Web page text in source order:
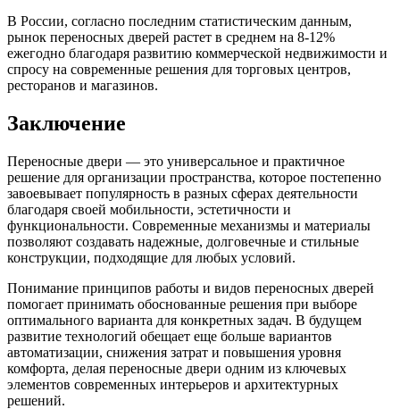
В России, согласно последним статистическим данным,
рынок переносных дверей растет в среднем на 8-12%
ежегодно благодаря развитию коммерческой недвижимости и
спросу на современные решения для торговых центров,
ресторанов и магазинов.
Заключение
Переносные двери — это универсальное и практичное
решение для организации пространства, которое постепенно
завоевывает популярность в разных сферах деятельности
благодаря своей мобильности, эстетичности и
функциональности. Современные механизмы и материалы
позволяют создавать надежные, долговечные и стильные
конструкции, подходящие для любых условий.
Понимание принципов работы и видов переносных дверей
помогает принимать обоснованные решения при выборе
оптимального варианта для конкретных задач. В будущем
развитие технологий обещает еще больше вариантов
автоматизации, снижения затрат и повышения уровня
комфорта, делая переносные двери одним из ключевых
элементов современных интерьеров и архитектурных
решений.